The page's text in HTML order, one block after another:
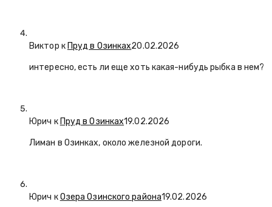
Виктор к Пруд в Озинках20.02.2026
интересно, есть ли еще хоть какая-нибудь рыбка в нем?
Юрич к Пруд в Озинках19.02.2026
Лиман в Озинках, около железной дороги.
Юрич кОзера Озинского района19.02.2026